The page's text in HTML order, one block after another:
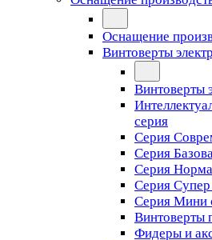
Оснащение
Винтоверты
Винтоверты
серия
Серия
Серия
Серия Норма
Серия
Серия Мини
Винтоверты
Фидеры и